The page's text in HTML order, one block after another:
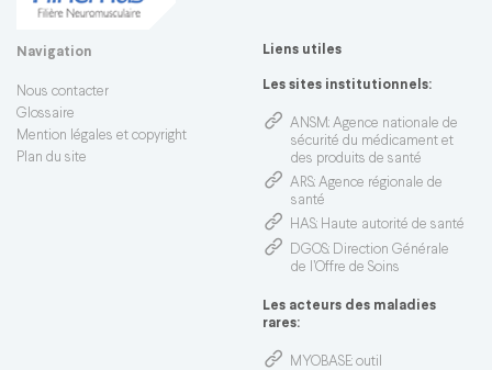
Navigation
Nous contacter
Glossaire
Mention légales et copyright
Plan du site
Liens utiles
Les sites institutionnels:
ANSM: Agence nationale de
sécurité du médicament et
des produits de santé
ARS: Agence régionale de
santé
HAS: Haute autorité de santé
DGOS: Direction Générale
de l’Offre de Soins
Les acteurs des maladies
rares:
MYOBASE: outil